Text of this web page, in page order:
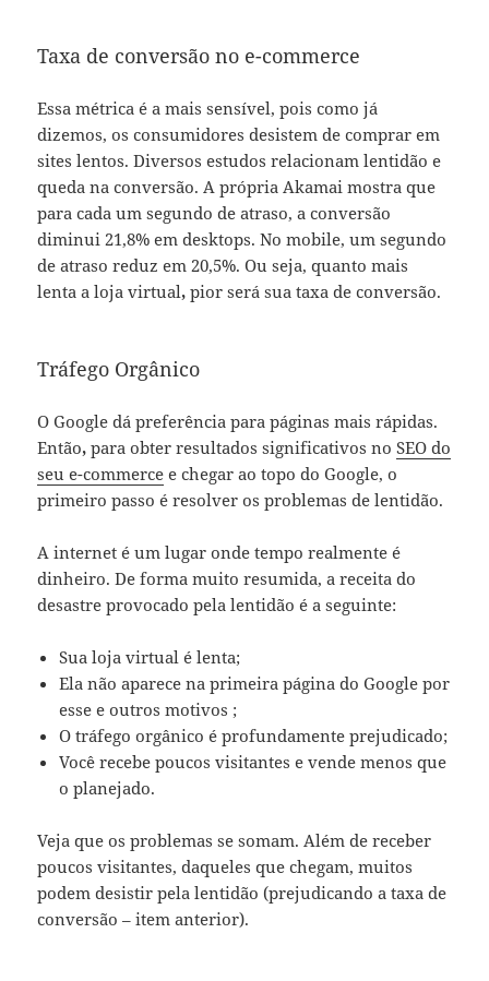
Taxa de conversão no e-commerce
Essa métrica é a mais sensível, pois como já
dizemos, os consumidores desistem de comprar em
sites lentos. Diversos estudos relacionam lentidão e
queda na conversão. A própria Akamai mostra que
para cada um segundo de atraso, a conversão
diminui 21,8% em desktops. No mobile, um segundo
de atraso reduz em 20,5%. Ou seja, quanto mais
lenta a loja virtual, pior será sua taxa de conversão.
Tráfego Orgânico
O Google dá preferência para páginas mais rápidas.
Então, para obter resultados significativos noSEO do
seu e-commerce e chegar ao topo do Google, o
primeiro passo é resolver os problemas de lentidão.
A internet é um lugar onde tempo realmente é
dinheiro. De forma muito resumida, a receita do
desastre provocado pela lentidão é a seguinte:
Sua loja virtual é lenta;
Ela não aparece na primeira página do Google por
esse e outros motivos ;
O tráfego orgânico é profundamente prejudicado;
Você recebe poucos visitantes e vende menos que
o planejado.
Veja que os problemas se somam. Além de receber
poucos visitantes, daqueles que chegam, muitos
podem desistir pela lentidão (prejudicando a taxa de
conversão – item anterior).